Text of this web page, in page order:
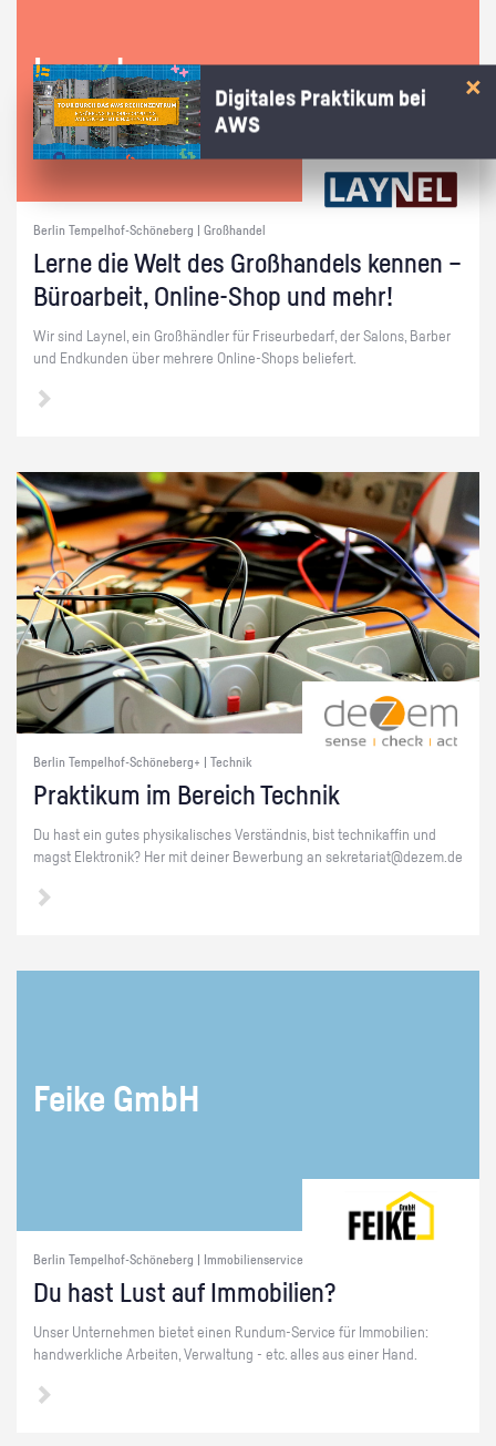
Lay­nel
Berlin Tempelhof-Schöneberg | Großhandel
Lerne die Welt des Groß­han­dels ken­nen –
Bü­ro­ar­beit, On­line-Shop und mehr!
Wir sind Lay­nel, ein Groß­händ­ler für Fri­seur­be­darf, der Sa­lons, Bar­ber
und End­kun­den über meh­re­re On­line-Shops be­lie­fert.
Berlin Tempelhof-Schöneberg+ | Technik
Prak­ti­kum im Be­reich Tech­nik
Du hast ein gutes phy­si­ka­li­sches Ver­ständ­nis, bist tech­ni­kaf­fin und
magst Elek­tro­nik? Her mit dei­ner Be­wer­bung an se­kre­ta­ri­at@​dezem.​de
Feike GmbH
Berlin Tempelhof-Schöneberg | Immobilienservice
Du hast Lust auf Im­mo­bi­li­en?
Unser Un­ter­neh­men bie­tet einen Rund­um-Ser­vice für Im­mo­bi­li­en:
hand­werk­li­che Ar­bei­ten, Ver­wal­tung - etc. alles aus einer Hand.
Digitales Praktikum bei
AWS